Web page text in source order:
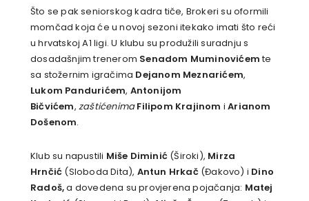
Što se pak seniorskog kadra tiče, Brokeri su oformili
momčad koja će u novoj sezoni itekako imati što reći
u hrvatskoj A1 ligi. U klubu su produžili suradnju s
dosadašnjim trenerom Senadom Muminovićemte
sa stožernim igračima Dejanom Meznarićem,
Lukom Pandurićem, Antonijom
Bičvićem,zaštićenimaFilipom Krajinom iArianom
Došenom.
Klub su napustili Miše Diminić (Široki), Mirza
Hrnčić (Sloboda Dita), Antun Hrkač(Đakovo) i Dino
Radoš,a dovedena su provjerena pojačanja: Matej